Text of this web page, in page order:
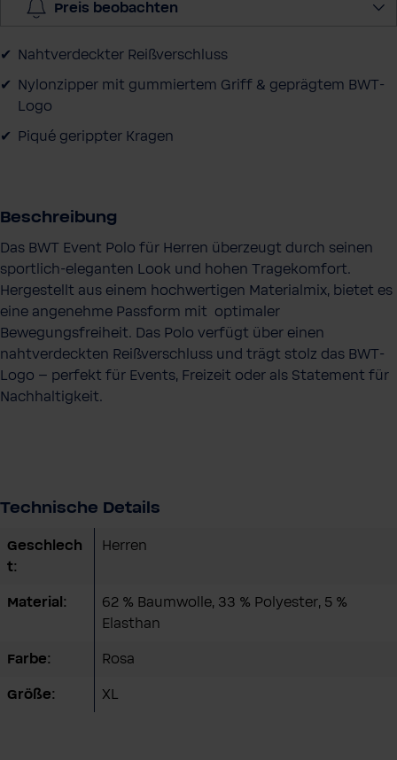
Preis beobachten
Nahtverdeckter Reißverschluss
Nylonzipper mit gummiertem Griff & geprägtem BWT-
Logo
Piqué gerippter Kragen
Beschreibung
Das BWT Event Polo für Herren überzeugt durch seinen
sportlich-eleganten Look und hohen Tragekomfort.
Hergestellt aus einem hochwertigen Materialmix, bietet es
eine angenehme Passform mit optimaler
Bewegungsfreiheit. Das Polo verfügt über einen
nahtverdeckten Reißverschluss und trägt stolz das BWT-
Logo – perfekt für Events, Freizeit oder als Statement für
Nachhaltigkeit.
Technische Details
Geschlech
t:
Herren
Material:
62 % Baumwolle, 33 % Polyester, 5 %
Elasthan
Farbe: Rosa
Größe: XL